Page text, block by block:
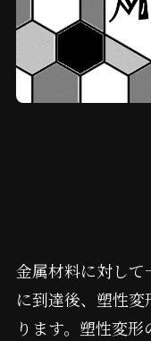
金属材料に対し
に到達後、塑性
ります。塑性変